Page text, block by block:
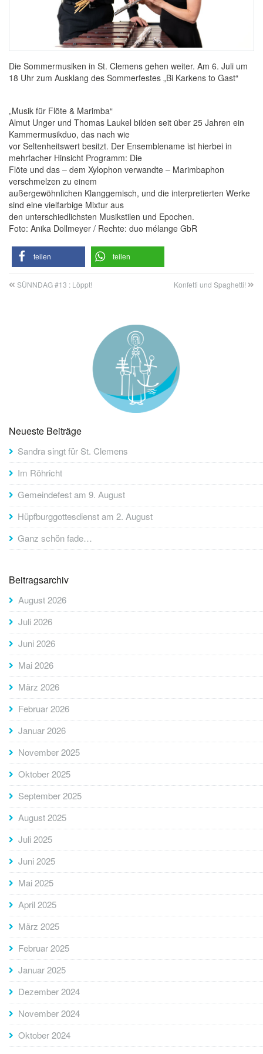
Die Sommermusiken in St. Clemens gehen weiter. Am 6. Juli um
18 Uhr zum Ausklang des Sommerfestes „Bi Karkens to Gast“
„Musik für Flöte & Marimba“
Almut Unger und Thomas Laukel bilden seit über 25 Jahren ein
Kammermusikduo, das nach wie
vor Seltenheitswert besitzt. Der Ensemblename ist hierbei in
mehrfacher Hinsicht Programm: Die
Flöte und das – dem Xylophon verwandte – Marimbaphon
verschmelzen zu einem
außergewöhnlichen Klanggemisch, und die interpretierten Werke
sind eine vielfarbige Mixtur aus
den unterschiedlichsten Musikstilen und Epochen.
Foto: Anika Dollmeyer / Rechte: duo mélange GbR
teilen teilen
SÜNNDAG #13 : Löppt! Konfetti und Spaghetti!
Neueste Beiträge
Sandra singt für St. Clemens
Im Röhricht
Gemeindefest am 9. August
Hüpfburggottesdienst am 2. August
Ganz schön fade…
Beitragsarchiv
August 2026
Juli 2026
Juni 2026
Mai 2026
März 2026
Februar 2026
Januar 2026
November 2025
Oktober 2025
September 2025
August 2025
Juli 2025
Juni 2025
Mai 2025
April 2025
März 2025
Februar 2025
Januar 2025
Dezember 2024
November 2024
Oktober 2024